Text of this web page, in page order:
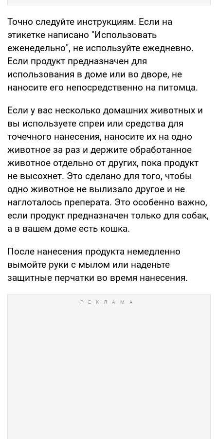
Точно следуйте инструкциям. Если на
этикетке написано "Использовать
еженедельно", не используйте ежедневно.
Если продукт предназначен для
использования в доме или во дворе, не
наносите его непосредственно на питомца.
Если у вас несколько домашних животных и
вы используете спреи или средства для
точечного нанесения, наносите их на одно
животное за раз и держите обработанное
животное отдельно от других, пока продукт
не высохнет. Это сделано для того, чтобы
одно животное не вылизало другое и не
наглоталось преперата. Это особенно важно,
если продукт предназначен только для собак,
а в вашем доме есть кошка.
После нанесения продукта немедленно
вымойте руки с мылом или наденьте
защитные перчатки во время нанесения.